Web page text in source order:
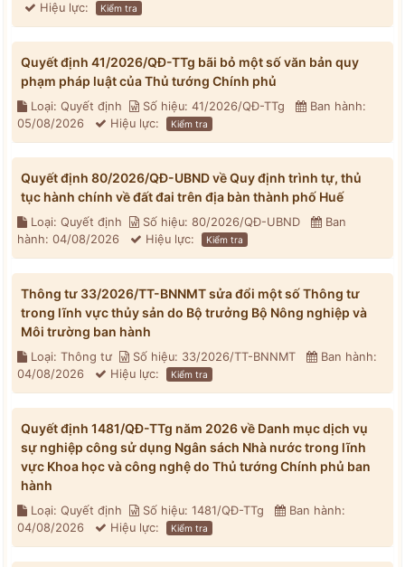
Hiệu lực:
Kiểm tra
Quyết định 41/2026/QĐ-TTg bãi bỏ một số văn bản quy
phạm pháp luật của Thủ tướng Chính phủ
Loại: Quyết định Số hiệu: 41/2026/QĐ-TTg
Ban hành:
05/08/2026
Hiệu lực: Kiểm tra
Quyết định 80/2026/QĐ-UBND về Quy định trình tự, thủ
tục hành chính về đất đai trên địa bàn thành phố Huế
Loại: Quyết định Số hiệu: 80/2026/QĐ-UBND
Ban
hành: 04/08/2026
Hiệu lực: Kiểm tra
Thông tư 33/2026/TT-BNNMT sửa đổi một số Thông tư
trong lĩnh vực thủy sản do Bộ trưởng Bộ Nông nghiệp và
Môi trường ban hành
Loại: Thông tư Số hiệu: 33/2026/TT-BNNMT
Ban hành:
04/08/2026
Hiệu lực: Kiểm tra
Quyết định 1481/QĐ-TTg năm 2026 về Danh mục dịch vụ
sự nghiệp công sử dụng Ngân sách Nhà nước trong lĩnh
vực Khoa học và công nghệ do Thủ tướng Chính phủ ban
hành
Loại: Quyết định Số hiệu: 1481/QĐ-TTg
Ban hành:
04/08/2026
Hiệu lực: Kiểm tra